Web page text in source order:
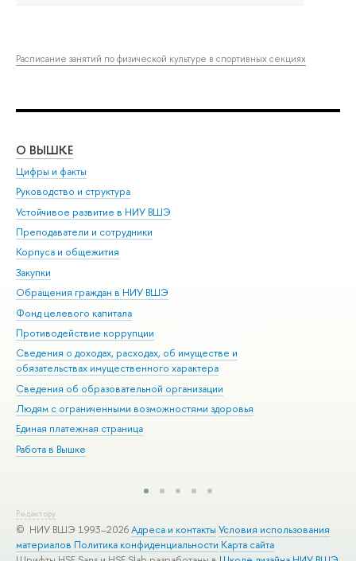
Расписание занятий по физической культуре в спортивных секциях
О ВЫШКЕ
Цифры и факты
Руководство и структура
Устойчивое развитие в НИУ ВШЭ
Преподаватели и сотрудники
Корпуса и общежития
Закупки
Обращения граждан в НИУ ВШЭ
Фонд целевого капитала
Противодействие коррупции
Сведения о доходах, расходах, об имуществе и
обязательствах имущественного характера
Сведения об образовательной организации
Людям с ограниченными возможностями здоровья
Единая платежная страница
Работа в Вышке
Редактору
© НИУ ВШЭ 1993–2026Адреса и контакты Условия использования
материалов Политика конфиденциальности Карта сайта